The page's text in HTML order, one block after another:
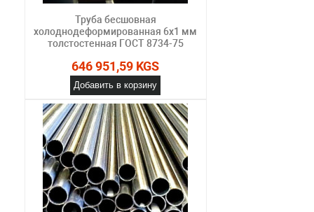
Труба бесшовная
холоднодеформированная 6х1 мм
толстостенная ГОСТ 8734-75
646 951,59 KGS
Добавить в корзину